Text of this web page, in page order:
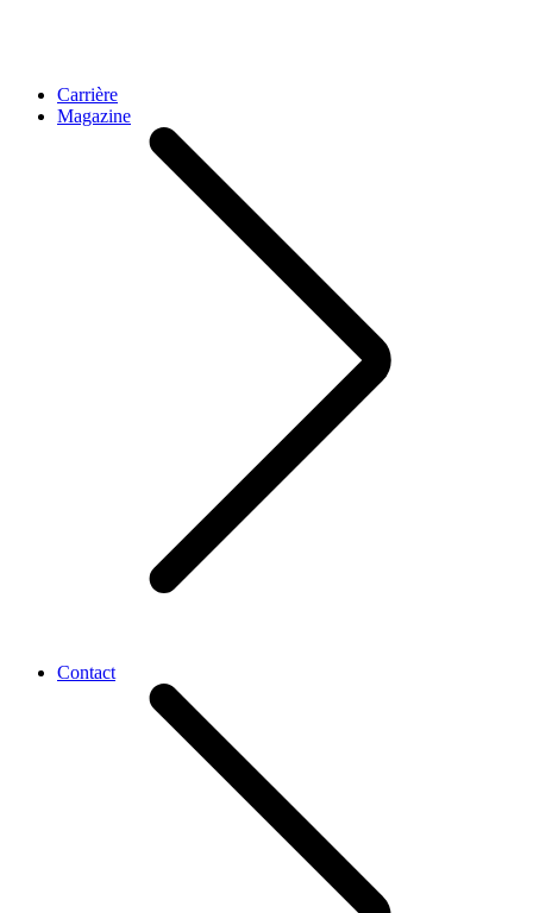
Carrière
Magazine
Contact